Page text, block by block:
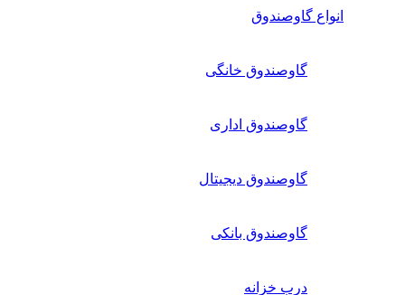
انواع گاوصندوق
گاوصندوق خانگی
گاوصندوق اداری
گاوصندوق دیجیتال
گاوصندوق بانکی
درب خزانه